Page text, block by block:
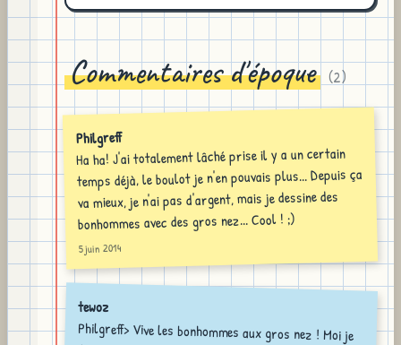
Commentaires d'époque (2)
Philgreff
Ha ha! J'ai totalement lâché prise il y a un certain
temps déjà, le boulot je n'en pouvais plus... Depuis ça
va mieux, je n'ai pas d'argent, mais je dessine des
bonhommes avec des gros nez... Cool ! ;)
5 juin 2014
tewoz
Philgreff> Vive les bonhommes aux gros nez ! Moi je
dessine bien des bonhommes avec des têtes toutes